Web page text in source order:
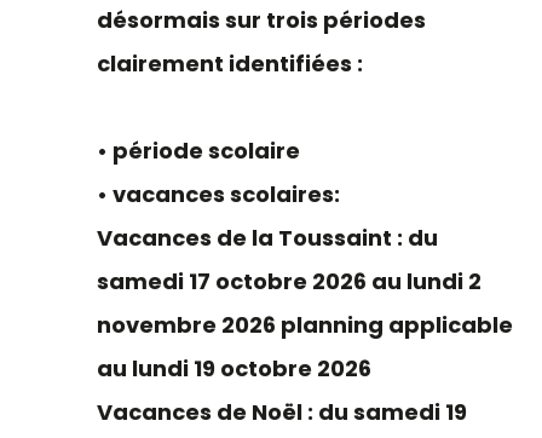
désormais sur trois périodes
clairement identifiées :
• période scolaire
• vacances scolaires:
Vacances de la Toussaint : du
samedi 17 octobre 2026 au lundi 2
novembre 2026 planning applicable
au lundi 19 octobre 2026
Vacances de Noël : du samedi 19